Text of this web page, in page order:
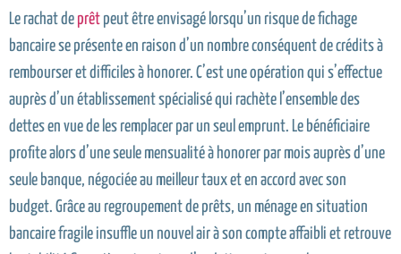
Le rachat de prêt peut être envisagé lorsqu’un risque de fichage
bancaire se présente en raison d’un nombre conséquent de crédits à
rembourser et difficiles à honorer. C’est une opération qui s’effectue
auprès d’un établissement spécialisé qui rachète l’ensemble des
dettes en vue de les remplacer par un seul emprunt. Le bénéficiaire
profite alors d’une seule mensualité à honorer par mois auprès d’une
seule banque, négociée au meilleur taux et en accord avec son
budget. Grâce au regroupement de prêts, un ménage en situation
bancaire fragile insuffle un nouvel air à son compte affaibli et retrouve